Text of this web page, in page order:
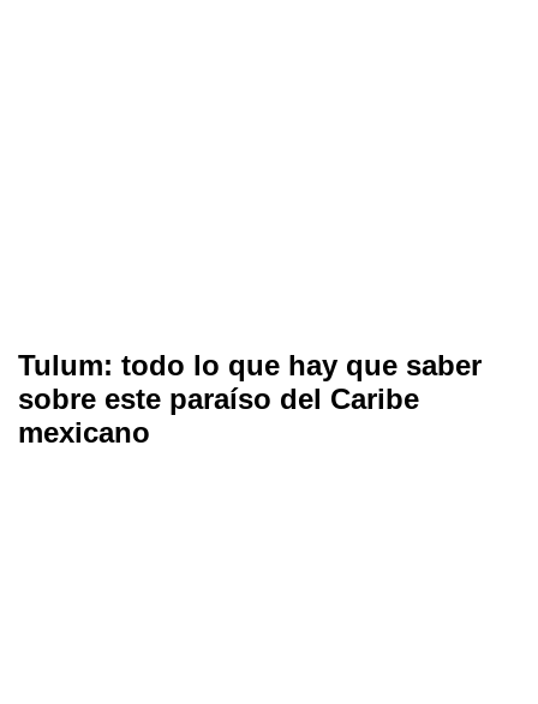
Tulum: todo lo que hay que saber
sobre este paraíso del Caribe
mexicano